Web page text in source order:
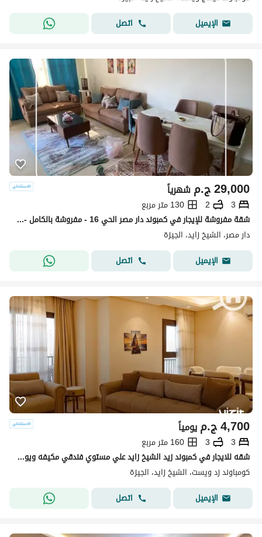
الإيميل
اتصل
ج.م29,000 شهرياً
3
2
130 متر مربع
شقة مفروشة للإيجار في كمبوند دار مصر الحي 16 - مفروشة بالكامل - بجوار سيتي ووك وبيفرلي هيلز
دار مصر، الشيخ زايد، الجيزة
الإيميل
اتصل
ج.م4,700 يومياً
3
3
160 متر مربع
شقه للايجار في كمبوند زيد الشيخ زايد علي مستوي فندقي مكيفه ويوجد انترنت وفريق اوبريشن للمساعده في اي وقت هاوس كيبينج متوفر دايما
كومباوند زد ويست، الشيخ زايد، الجيزة
الإيميل
اتصل